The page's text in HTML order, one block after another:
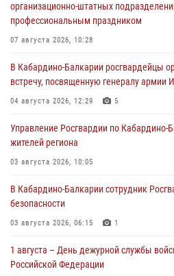
организационно-штатных
профессиональным праздником
07 августа 2026, 10:28
В Кабардино-Балкарии росгвардейцы
встречу, посвященную генералу армии
04 августа 2026, 12:29 5
Управление Росгвардии по Кабардино-
жителей региона
03 августа 2026, 10:05
В Кабардино‑Балкарии сотрудник
безопасности
03 августа 2026, 06:15 1
1 августа – День дежурной службы
Российской Федерации